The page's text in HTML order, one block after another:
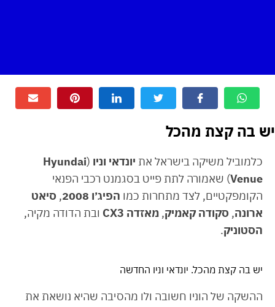
יש בה קצת מהכל
כלמוביל משיקה בישראל את יונדאי וניו (
Hyundai
Venue) שאמורה לתת פייט בסגמנט רכבי הפנאי
הקומפקטיים, לצד מתחרות כמו הפיג׳ו 2008 , סיאט
ארונה, סקודה קאמיק, מאזדה CX3
ובת הדודה מקיה,
הסטוניק.
יש בה קצת מהכל. יונדאי וניו החדשה
ההשקה של הוניו חשובה ולו מהסיבה שהיא נושאת את